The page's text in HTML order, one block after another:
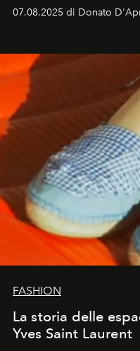
07.08.2025 di Donato
FASHION
La storia delle
Yves Saint Laurent